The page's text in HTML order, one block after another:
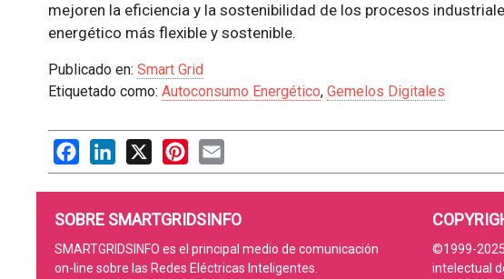
mejoren la eficiencia y la sostenibilidad de los procesos
energético más flexible y sostenible.
Publicado en: Smart Grid
Etiquetado como: Autoconsumo Energético, Gemelos Digitales
FacebookLinkedIn
X PinterestEmail
SOBRE SMARTGRIDSINFO
SMARTGRIDSINFO es el principal medio de comunicación
on-line sobre las Redes Eléctricas Inteligentes.
©1999-2025
intelectual